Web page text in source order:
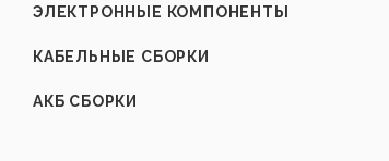
ЭЛЕКТРОННЫЕ КОМПОНЕНТЫ
КАБЕЛЬНЫЕ СБОРКИ
АКБ СБОРКИ